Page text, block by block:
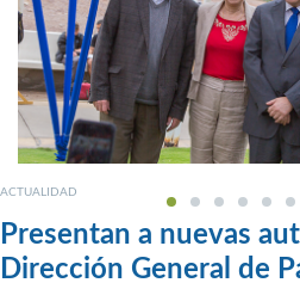
ACTUALIDAD
Presentan a nuevas
Dirección General de